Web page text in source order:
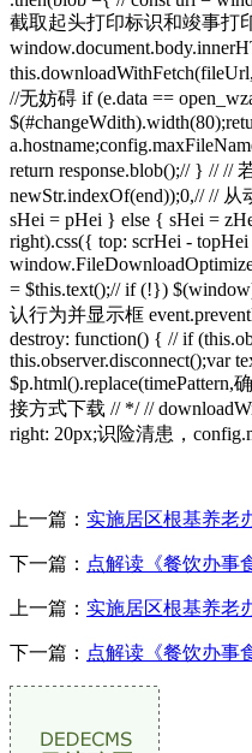
截取起头打印标识和竣事打
//无妨碍 if (e.data ==
return response.blob();// } // //
newStr.indexOf(end));0,// //
sHei = pHei } else { sHei =
right).css({ top: scrHei -
= $this.text();// if (!})
认行为并显示框
destroy: function() { // if
this.observer.disconnect();var
接方式下载 // */ //
right: 20px;识险清患，
上一篇： 实施居区根基养老
下一篇： 点解读《餐饮办事
上一篇： 实施居区根基养老
下一篇： 点解读《餐饮办事